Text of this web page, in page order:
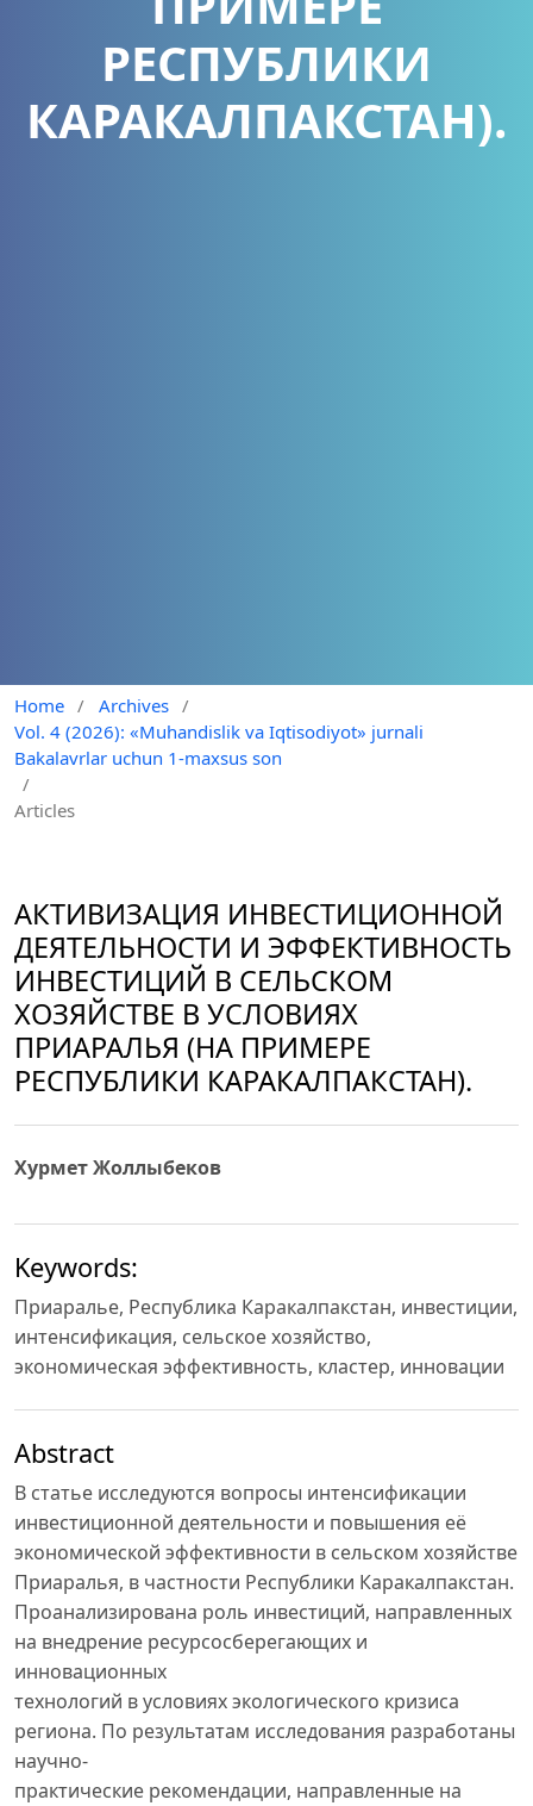
РЕСПУБЛИКИ
КАРАКАЛПАКСТАН).
Home / Archives /
Vol. 4 (2026): «Muhandislik va Iqtisodiyot» jurnali
Bakalavrlar uchun 1-maxsus son
/
Articles
АКТИВИЗАЦИЯ ИНВЕСТИЦИОННОЙ
ДЕЯТЕЛЬНОСТИ И ЭФФЕКТИВНОСТЬ
ИНВЕСТИЦИЙ В СЕЛЬСКОМ
ХОЗЯЙСТВЕ В УСЛОВИЯХ
ПРИАРАЛЬЯ (НА ПРИМЕРЕ
РЕСПУБЛИКИ КАРАКАЛПАКСТАН).
Хурмет Жоллыбеков
Keywords:
Приаралье, Республика Каракалпакстан, инвестиции,
интенсификация, сельское хозяйство,
экономическая эффективность, кластер, инновации
Abstract
В статье исследуются вопросы интенсификации
инвестиционной деятельности и повышения её
экономической эффективности в сельском хозяйстве
Приаралья, в частности Республики Каракалпакстан.
Проанализирована роль инвестиций, направленных
на внедрение ресурсосберегающих и
инновационных
технологий в условиях экологического кризиса
региона. По результатам исследования разработаны
научно-
практические рекомендации, направленные на